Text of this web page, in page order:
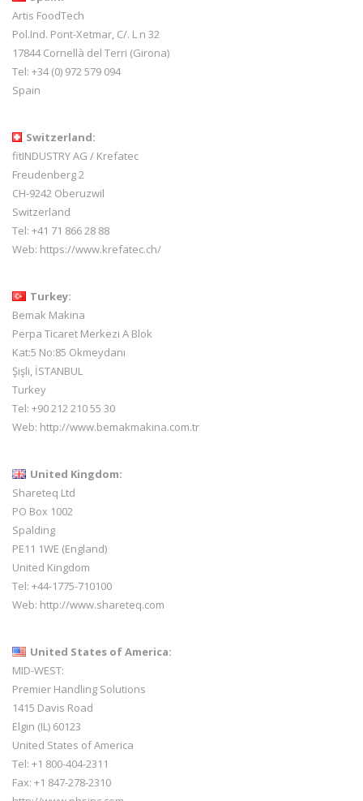
Artis FoodTech
Pol.Ind. Pont-Xetmar, C/. L n 32
17844 Cornellà del Terri (Girona)
Tel: +34 (0) 972 579 094
Spain
Switzerland:
fitINDUSTRY AG / Krefatec
Freudenberg 2
CH-9242 Oberuzwil
Switzerland
Tel: +41 71 866 28 88
Web: https://www.krefatec.ch/
Turkey:
Bemak Makina
Perpa Ticaret Merkezi A Blok
Kat:5 No:85 Okmeydanı
Şişli, İSTANBUL
Turkey
Tel: +90 212 210 55 30
Web: http://www.bemakmakina.com.tr
United Kingdom:
Shareteq Ltd
PO Box 1002
Spalding
PE11 1WE (England)
United Kingdom
Tel: +44-1775-710100
Web: http://www.shareteq.com
United States of America:
MID-WEST:
Premier Handling Solutions
1415 Davis Road
Elgin (IL) 60123
United States of America
Tel: +1 800-404-2311
Fax: +1 847-278-2310